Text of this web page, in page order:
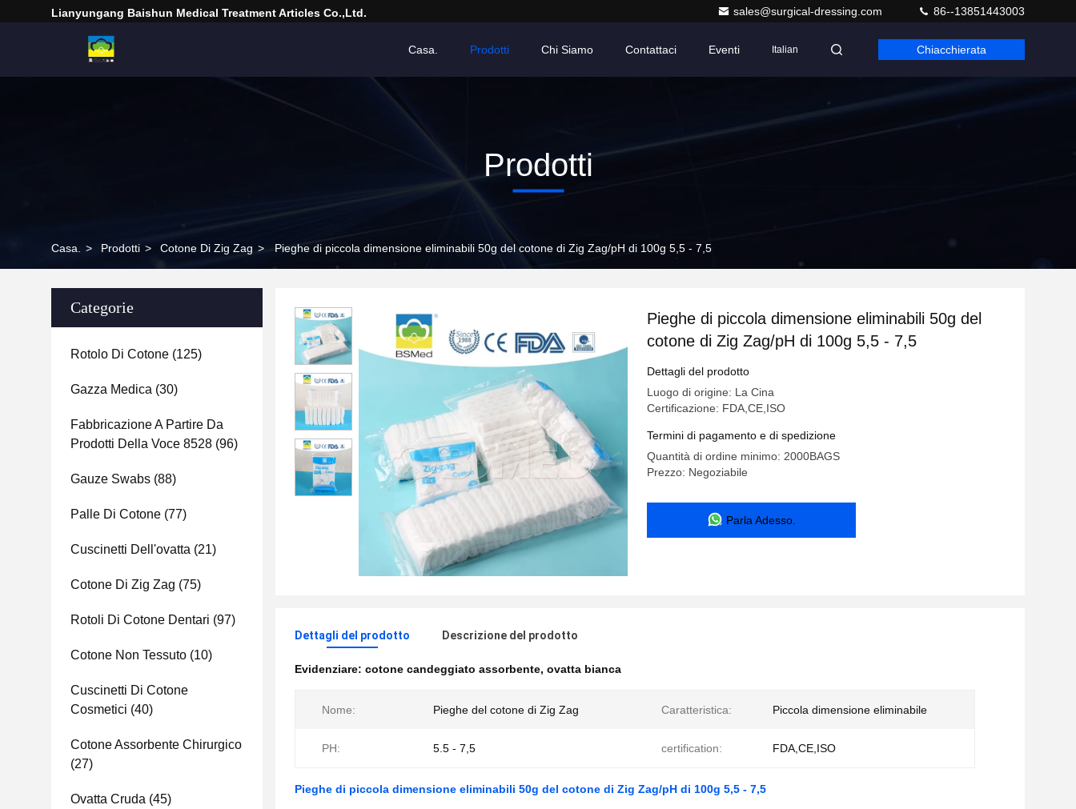
Lianyungang Baishun Medical Treatment Articles Co.,Ltd. sales@surgical-dressing.com 86--13851443003
Casa. Prodotti Chi Siamo Contattaci Eventi Italian Chiacchierata
Prodotti
Casa. > Prodotti > Cotone Di Zig Zag > Pieghe di piccola dimensione eliminabili 50g del cotone di Zig Zag/pH di 100g 5,5 - 7,5
Categorie
Rotolo Di Cotone (125)
Gazza Medica (30)
Fabbricazione A Partire Da
Prodotti Della Voce 8528 (96)
Gauze Swabs (88)
Palle Di Cotone (77)
Cuscinetti Dell'ovatta (21)
Cotone Di Zig Zag (75)
Rotoli Di Cotone Dentari (97)
Cotone Non Tessuto (10)
Cuscinetti Di Cotone
Cosmetici (40)
Cotone Assorbente Chirurgico
(27)
Ovatta Cruda (45)
Pieghe di piccola dimensione eliminabili 50g del
cotone di Zig Zag/pH di 100g 5,5 - 7,5
Dettagli del prodotto
Luogo di origine: La Cina
Certificazione: FDA,CE,ISO
Termini di pagamento e di spedizione
Quantità di ordine minimo: 2000BAGS
Prezzo: Negoziabile
Parla Adesso.
Dettagli del prodotto Descrizione del prodotto
Evidenziare: cotone candeggiato assorbente, ovatta bianca
Nome: Pieghe del cotone di Zig Zag Caratteristica: Piccola dimensione eliminabile
PH: 5.5 - 7,5 certification: FDA,CE,ISO
Pieghe di piccola dimensione eliminabili 50g del cotone di Zig Zag/pH di 100g 5,5 - 7,5